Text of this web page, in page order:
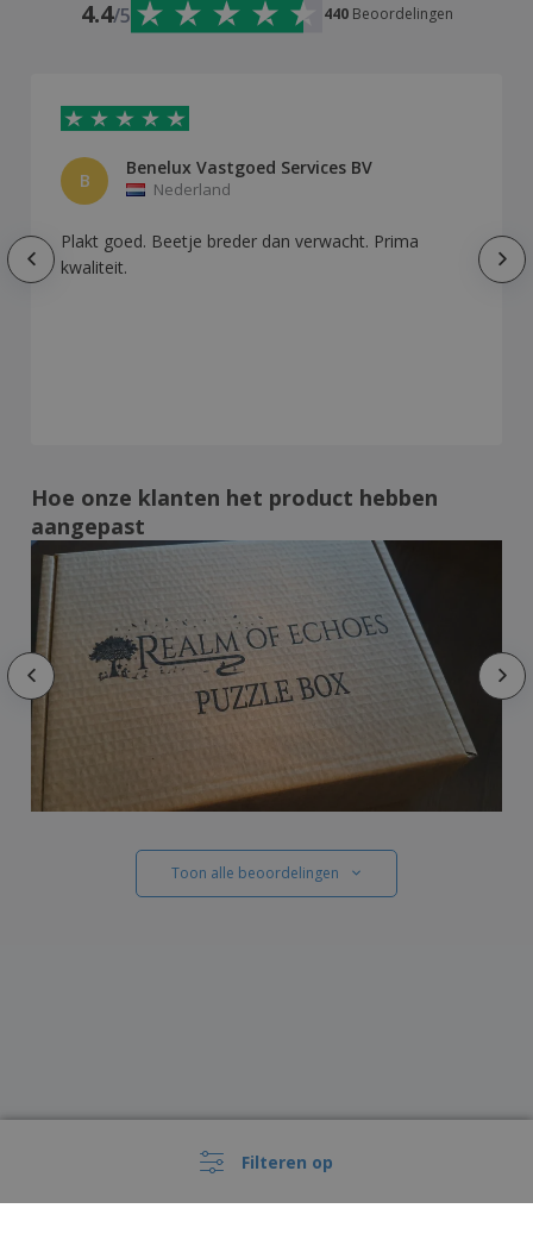
Filteren op
4.4/5 440 Beoordelingen
B
Benelux Vastgoed Services BV
Nederland
Plakt goed. Beetje breder dan verwacht. Prima
kwaliteit.
Hoe onze klanten het product hebben
aangepast
Toon alle beoordelingen